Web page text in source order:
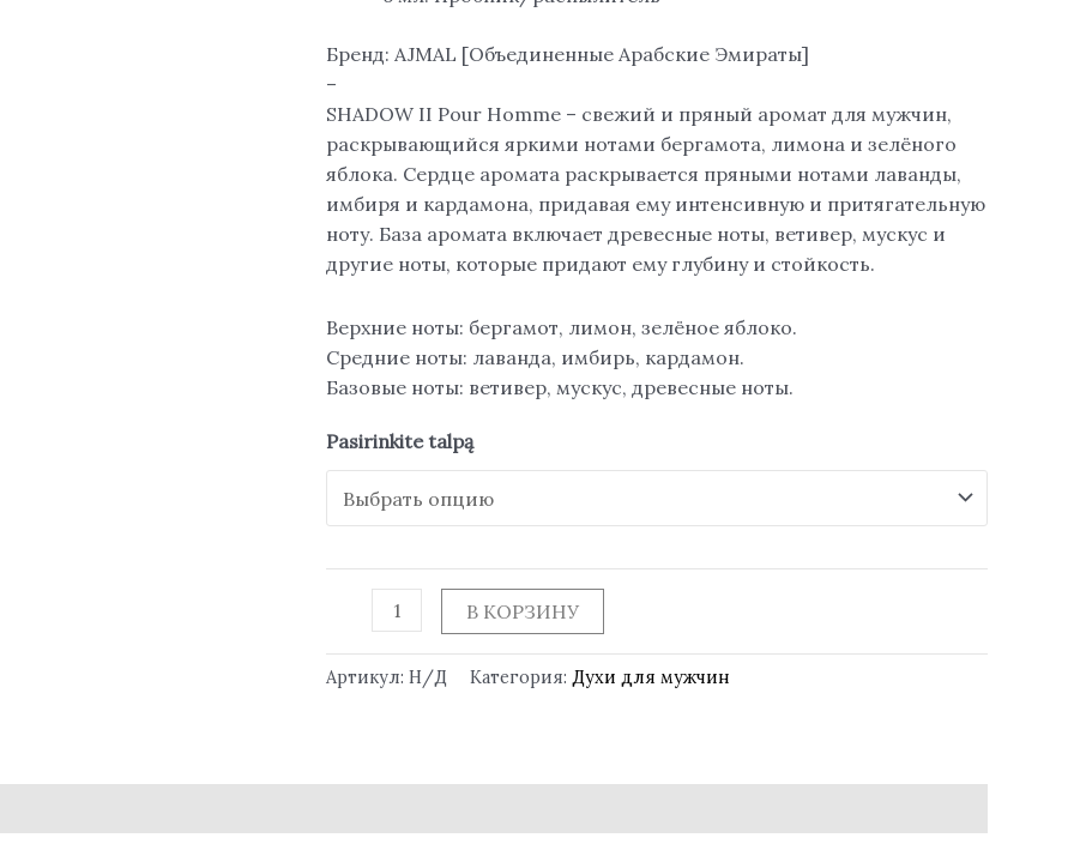
Бренд: AJMAL [Объединенные Арабские Эмираты]
–
SHADOW II Pour Homme – свежий и пряный аромат для мужчин,
раскрывающийся яркими нотами бергамота, лимона и зелёного
яблока. Сердце аромата раскрывается пряными нотами лаванды,
имбиря и кардамона, придавая ему интенсивную и притягательную
ноту. База аромата включает древесные ноты, ветивер, мускус и
другие ноты, которые придают ему глубину и стойкость.
Верхние ноты: бергамот, лимон, зелёное яблоко.
Средние ноты: лаванда, имбирь, кардамон.
Базовые ноты: ветивер, мускус, древесные ноты.
Pasirinkite talpą
В КОРЗИНУ
Артикул: Н/Д Категория: Духи для мужчин